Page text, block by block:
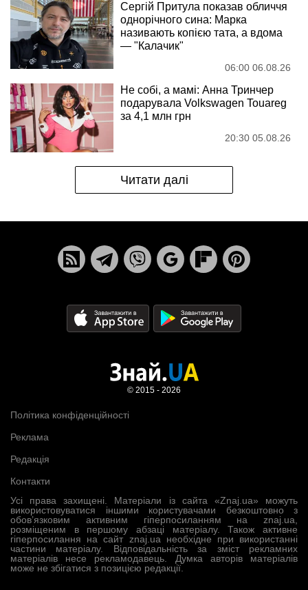
Сергій Притула показав обличчя
однорічного сина: Марка
називають копією тата, а вдома
— "Калачик"
06:00 06.08.26
Не собі, а мамі: Анна Тринчер
подарувала Volkswagen Touareg
за 4,1 млн грн
20:30 05.08.26
Читати далі
Усі права захищені. Матеріали із сайта «Znaj.ua» можуть
використовуватися іншими користувачами безкоштовно з
обов’язковим активним гіперпосиланням на znaj.ua,
розміщеним в першому абзаці матеріалу. Також активне
гіперпосилання на сайт znaj.ua необхідне при використанні
частини матеріалу. Відповідальність за зміст рекламних
матеріалів несе рекламодавець. Думка авторів матеріалів
може не збігатися з позицією редакції.
Політика конфіденційності
Реклама
Редакція
Контакти
© 2015 - 2026